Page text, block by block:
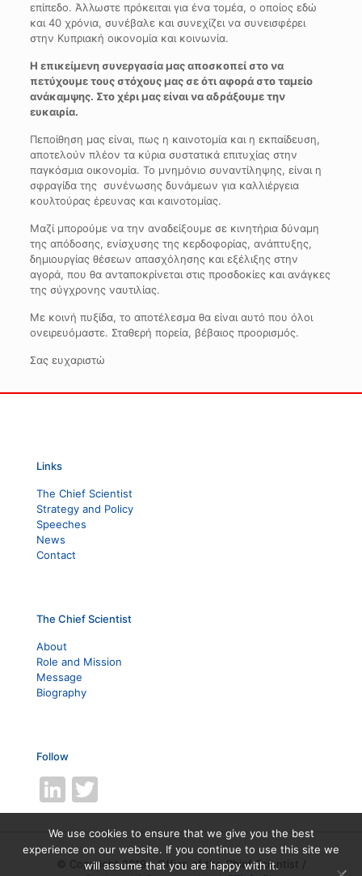
επίπεδο. Άλλωστε πρόκειται για ένα τομέα, ο οποίος εδώ
και 40 χρόνια, συνέβαλε και συνεχίζει να συνεισφέρει
στην Κυπριακή οικονομία και κοινωνία.
Η επικείμενη συνεργασία μας αποσκοπεί στο να
πετύχουμε τους στόχους μας σε ότι αφορά στο ταμείο
ανάκαμψης. Στο χέρι μας είναι να αδράξουμε την
ευκαιρία.
Πεποίθηση μας είναι, πως η καινοτομία και η εκπαίδευση,
αποτελούν πλέον τα κύρια συστατικά επιτυχίας στην
παγκόσμια οικονομία. Το μνημόνιο συναντίληψης, είναι η
σφραγίδα της συνένωσης δυνάμεων για καλλιέργεια
κουλτούρας έρευνας και καινοτομίας.
Μαζί μπορούμε να την αναδείξουμε σε κινητήρια δύναμη
της απόδοσης, ενίσχυσης της κερδοφορίας, ανάπτυξης,
δημιουργίας θέσεων απασχόλησης και εξέλιξης στην
αγορά, που θα ανταποκρίνεται στις προσδοκίες και ανάγκες
της σύγχρονης ναυτιλίας.
Με κοινή πυξίδα, το αποτέλεσμα θα είναι αυτό που όλοι
ονειρευόμαστε. Σταθερή πορεία, βέβαιος προορισμός.
Σας ευχαριστώ
Links
The Chief Scientist
Strategy and Policy
Speeches
News
Contact
The Chief Scientist
About
Role and Mission
Message
Biography
Follow
LinkedIn
© Copyright 2019 - Office of the Chief Scientist /
We use cookies to ensure that we give you the best
experience on our website. If you continue to use this site we
will assume that you are happy with it.